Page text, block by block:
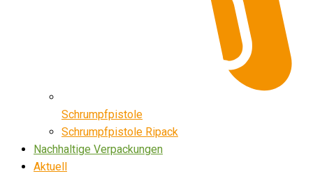
Schrumpfpistole
Schrumpfpistole Ripack
Nachhaltige Verpackungen
Aktuell